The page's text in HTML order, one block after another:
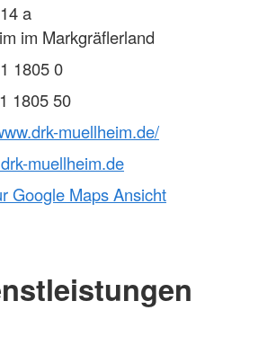
a
im Markgräflerland
1805 0
1805 50
muellheim.de/
muellheim.de
Google Maps Ansicht